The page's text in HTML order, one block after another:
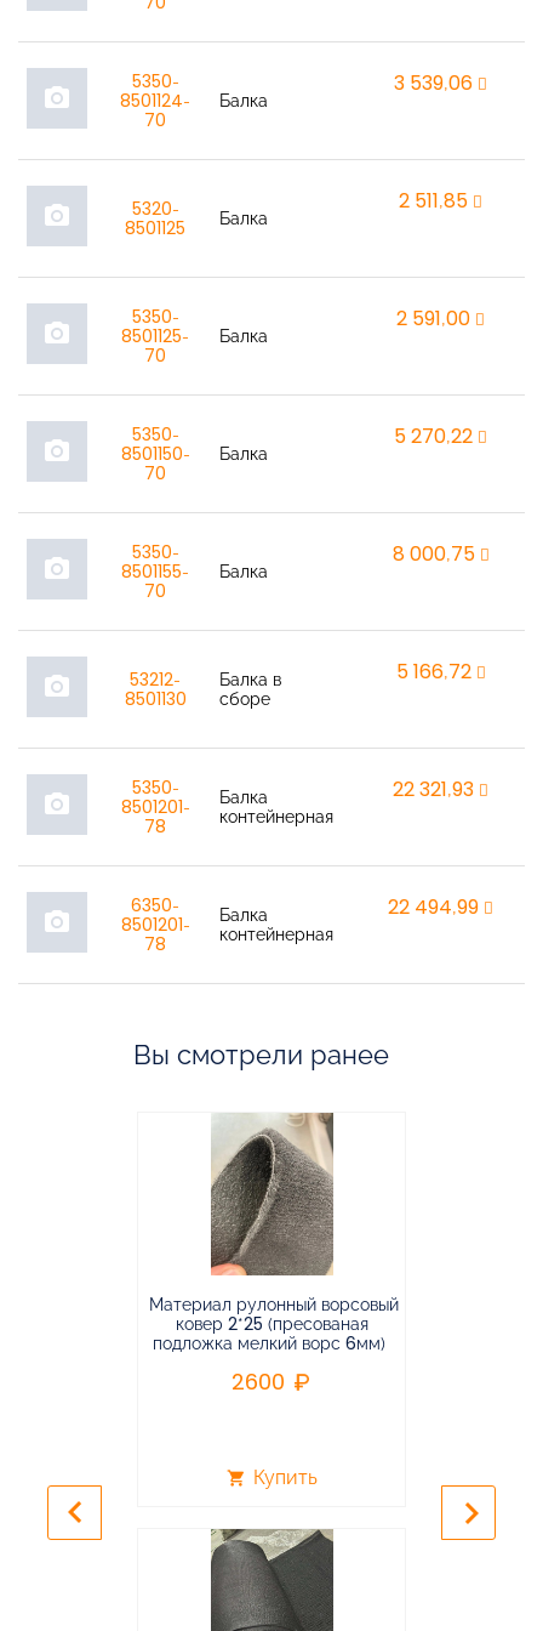
photo_camera
5350-
8501124-
70
Балка
3 539,06
photo_camera
5320-
8501125
Балка
2 511,85
photo_camera
5350-
8501125-
70
Балка
2 591,00
photo_camera
5350-
8501150-
70
Балка
5 270,22
photo_camera
5350-
8501155-
70
Балка
8 000,75
photo_camera
53212-
8501130
Балка в
сборе
5 166,72
photo_camera
5350-
8501201-
78
Балка
контейнерная
22 321,93
photo_camera
6350-
8501201-
78
Балка
контейнерная
22 494,99
Вы смотрели ранее
Материал рулонный ворсовый
ковер 2*25 (пресованая
подложка мелкий ворс 6мм)
2600
shopping_cart Купить
keyboard_arrow_left keyboard_arrow_right